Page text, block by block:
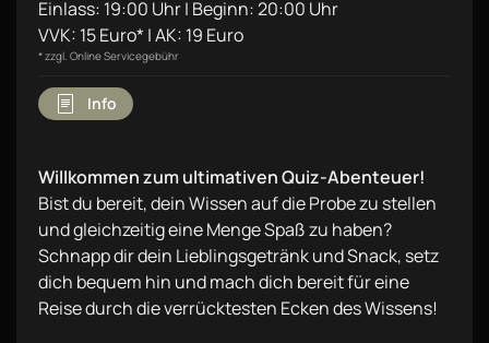
Einlass: 19:00 Uhr | Beginn: 20:00 Uhr
VVK: 15 Euro* | AK: 19 Euro
* zzgl. Online Servicegebühr
Info
Willkommen zum ultimativen Quiz-Abenteuer!
Bist du bereit, dein Wissen auf die Probe zu stellen
und gleichzeitig eine Menge Spaß zu haben?
Schnapp dir dein Lieblingsgetränk und Snack, setz
dich bequem hin und mach dich bereit für eine
Reise durch die verrücktesten Ecken des Wissens!